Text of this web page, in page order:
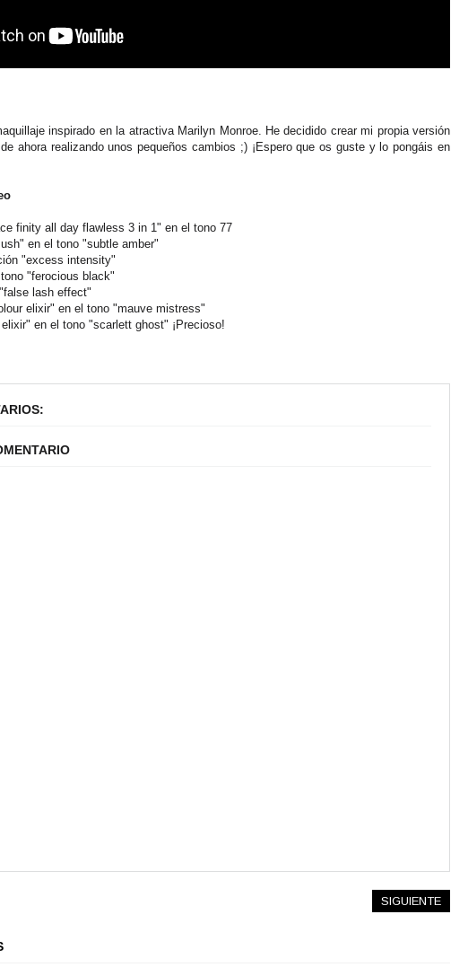
inspirado en la atractiva Marilyn Monroe. He decidido crear mi propia versión
ahora realizando unos pequeños cambios ;) ¡Espero que os guste y lo pongáis en
finity all day flawless 3 in 1" en el tono 77
en el tono "subtle amber"
"excess intensity"
"ferocious black"
lash effect"
elixir" en el tono "mauve mistress"
en el tono "scarlett ghost" ¡Precioso!
SIGUIENTE